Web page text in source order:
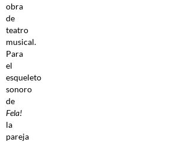
obra
de
teatro
musical.
Para
el
esqueleto
sonoro
de
Fela!
la
pareja